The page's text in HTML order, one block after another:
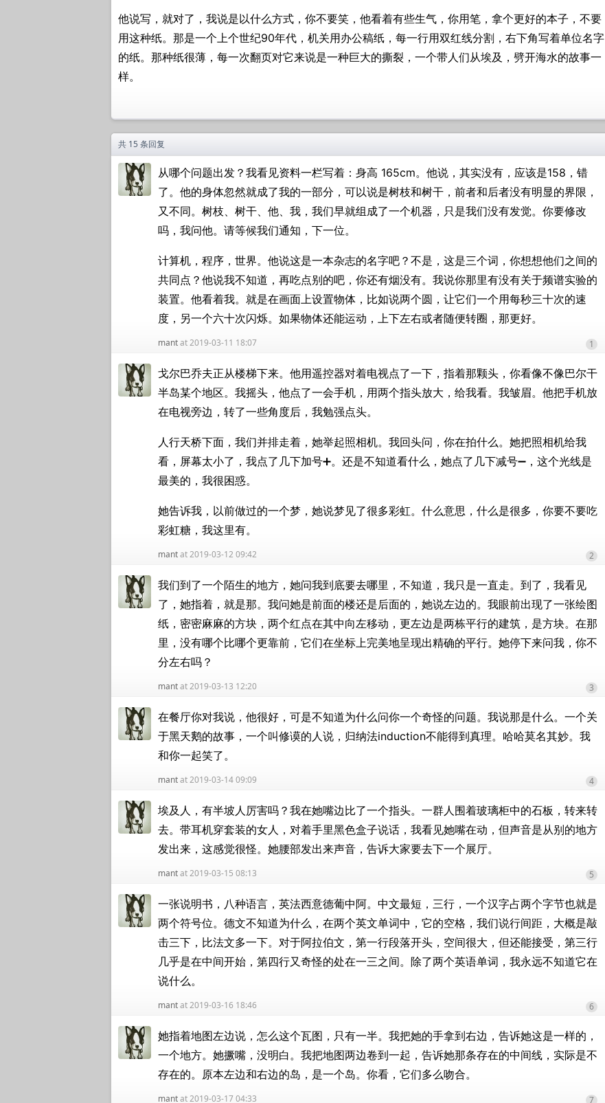
他说写，就对了，我说是以什么方式，你不要笑，他看着有些生气，你用笔，拿个更好的本子，不要
用这种纸。那是一个上个世纪90年代，机关用办公稿纸，每一行用双红线分割，右下角写着单位名字
的纸。那种纸很薄，每一次翻页对它来说是一种巨大的撕裂，一个带人们从埃及，劈开海水的故事一
样。
共 15 条回复
从哪个问题出发？我看见资料一栏写着：身高 165cm。他说，其实没有，应该是158，错
了。他的身体忽然就成了我的一部分，可以说是树枝和树干，前者和后者没有明显的界限，
又不同。树枝、树干、他、我，我们早就组成了一个机器，只是我们没有发觉。你要修改
吗，我问他。请等候我们通知，下一位。
计算机，程序，世界。他说这是一本杂志的名字吧？不是，这是三个词，你想想他们之间的
共同点？他说我不知道，再吃点别的吧，你还有烟没有。我说你那里有没有关于频谱实验的
装置。他看着我。就是在画面上设置物体，比如说两个圆，让它们一个用每秒三十次的速
度，另一个六十次闪烁。如果物体还能运动，上下左右或者随便转圈，那更好。
mantat 2019-03-11 18:07 1
戈尔巴乔夫正从楼梯下来。他用遥控器对着电视点了一下，指着那颗头，你看像不像巴尔干
半岛某个地区。我摇头，他点了一会手机，用两个指头放大，给我看。我皱眉。他把手机放
在电视旁边，转了一些角度后，我勉强点头。
人行天桥下面，我们并排走着，她举起照相机。我回头问，你在拍什么。她把照相机给我
看，屏幕太小了，我点了几下加号➕。还是不知道看什么，她点了几下减号➖，这个光线是
最美的，我很困惑。
她告诉我，以前做过的一个梦，她说梦见了很多彩虹。什么意思，什么是很多，你要不要吃
彩虹糖，我这里有。
mantat 2019-03-12 09:42 2
我们到了一个陌生的地方，她问我到底要去哪里，不知道，我只是一直走。到了，我看见
了，她指着，就是那。我问她是前面的楼还是后面的，她说左边的。我眼前出现了一张绘图
纸，密密麻麻的方块，两个红点在其中向左移动，更左边是两栋平行的建筑，是方块。在那
里，没有哪个比哪个更靠前，它们在坐标上完美地呈现出精确的平行。她停下来问我，你不
分左右吗？
mantat 2019-03-13 12:20 3
在餐厅你对我说，他很好，可是不知道为什么问你一个奇怪的问题。我说那是什么。一个关
于黑天鹅的故事，一个叫修谟的人说，归纳法induction不能得到真理。哈哈莫名其妙。我
和你一起笑了。
mantat 2019-03-14 09:09 4
埃及人，有半坡人厉害吗？我在她嘴边比了一个指头。一群人围着玻璃柜中的石板，转来转
去。带耳机穿套装的女人，对着手里黑色盒子说话，我看见她嘴在动，但声音是从别的地方
发出来，这感觉很怪。她腰部发出来声音，告诉大家要去下一个展厅。
mantat 2019-03-15 08:13 5
一张说明书，八种语言，英法西意德葡中阿。中文最短，三行，一个汉字占两个字节也就是
两个符号位。德文不知道为什么，在两个英文单词中，它的空格，我们说行间距，大概是敲
击三下，比法文多一下。对于阿拉伯文，第一行段落开头，空间很大，但还能接受，第三行
几乎是在中间开始，第四行又奇怪的处在一三之间。除了两个英语单词，我永远不知道它在
说什么。
mantat 2019-03-16 18:46 6
她指着地图左边说，怎么这个瓦图，只有一半。我把她的手拿到右边，告诉她这是一样的，
一个地方。她撅嘴，没明白。我把地图两边卷到一起，告诉她那条存在的中间线，实际是不
存在的。原本左边和右边的岛，是一个岛。你看，它们多么吻合。
mantat 2019-03-17 04:33 7